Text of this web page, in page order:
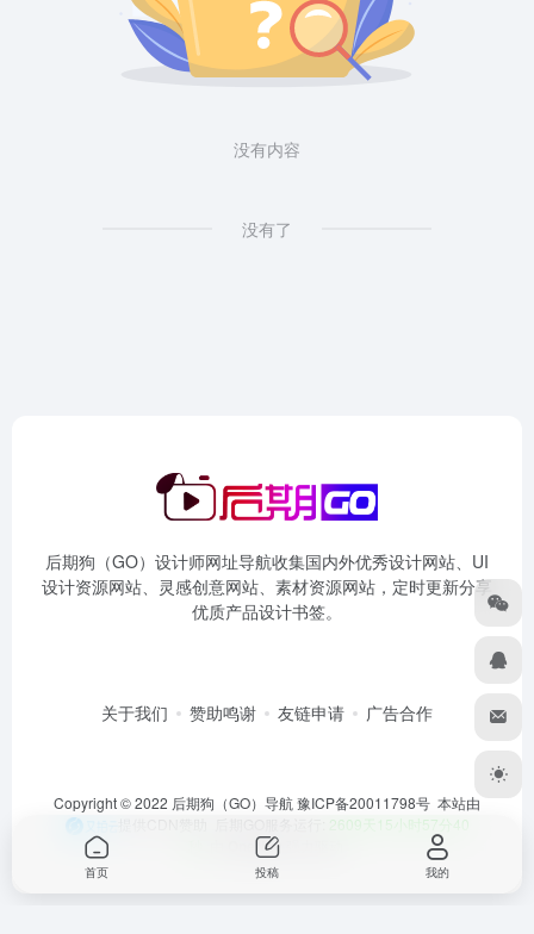
没有内容
没有了
后期狗（GO）设计师网址导航收集国内外优秀设计网站、UI
设计资源网站、灵感创意网站、素材资源网站，定时更新分享
优质产品设计书签。
关于我们 赞助鸣谢 友链申请 广告合作
Copyright © 2022 后期狗（GO）导航豫ICP备20011798号 本站由
2609天15小时57分41
OneNav
首页 投稿 我的